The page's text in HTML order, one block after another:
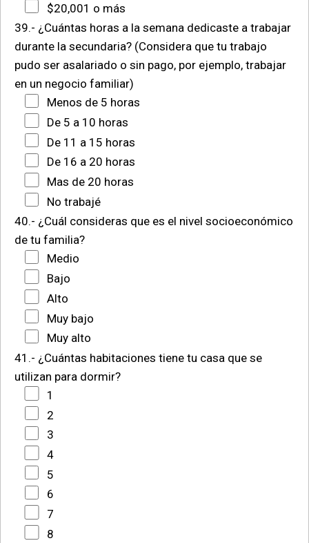
$20,001 o más
39.- ¿Cuántas horas a la semana dedicaste a trabajar
durante la secundaria? (Considera que tu trabajo
pudo ser asalariado o sin pago, por ejemplo, trabajar
en un negocio familiar)
Menos de 5 horas
De 5 a 10 horas
De 11 a 15 horas
De 16 a 20 horas
Mas de 20 horas
No trabajé
40.- ¿Cuál consideras que es el nivel socioeconómico
de tu familia?
Medio
Bajo
Alto
Muy bajo
Muy alto
41.- ¿Cuántas habitaciones tiene tu casa que se
utilizan para dormir?
1
2
3
4
5
6
7
8